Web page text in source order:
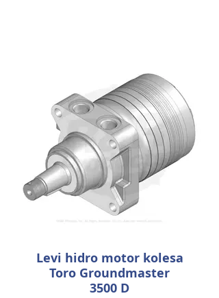
Levi hidro motor kolesa
Toro Groundmaster
3500 D